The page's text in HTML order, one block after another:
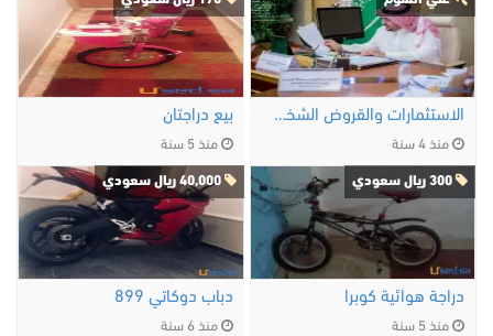
الاستثمارات والقروض الشخصية
منذ 4 سنة
بيع دراجتان
منذ 5 سنة
دراجة هوائية كوبرا
منذ 5 سنة
40,000 ريال سعودي
دباب دوكاتي 899
منذ 6 سنة